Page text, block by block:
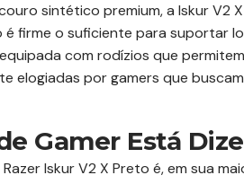
sintético premium, a Iskur V2
firme o suficiente para suportar
com rodízios que
elogiadas por gamers que
Gamer Está
Iskur V2 X Preto é, em sua